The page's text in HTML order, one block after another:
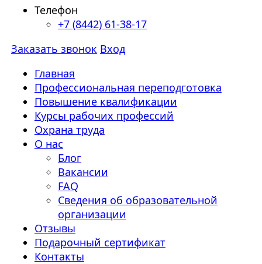
Телефон
+7 (8442) 61-38-17
Заказать звонок Вход
Главная
Профессиональная переподготовка
Повышение квалификации
Курсы рабочих профессий
Охрана труда
О нас
Блог
Вакансии
FAQ
Сведения об образовательной
организации
Отзывы
Подарочный сертификат
Контакты